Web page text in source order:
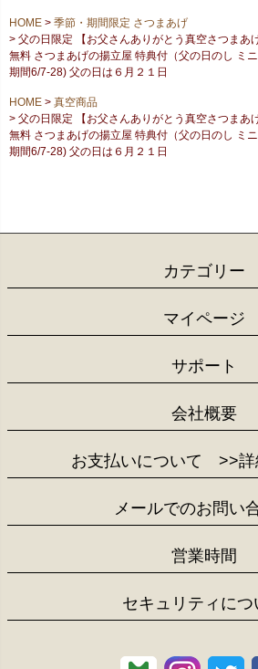
HOME
季節・期間限定 さつまあげ
父の日限定 【お父さんありがとう真空さつまあ
無料 さつまあげの揚立屋 特典付（父の日のし ミ
期間6/7-28) 父の日は６月２１日
HOME
真空商品
父の日限定 【お父さんありがとう真空さつまあ
無料 さつまあげの揚立屋 特典付（父の日のし ミ
期間6/7-28) 父の日は６月２１日
カテゴリー
マイページ
サポート
会社概要
お支払いについて >>詳
メールでのお問い
営業時間
セキュリティにつ